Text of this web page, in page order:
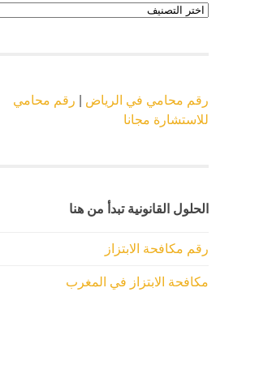
اقسام
الموقع
رقم محامي في الرياض
رقم محامي
للاستشارة مجانا
الحلول القانونية تبدأ من هنا
رقم مكافحة الابتزاز
مكافحة الابتزاز في المغرب